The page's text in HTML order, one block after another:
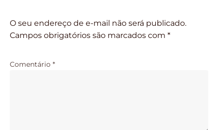
O seu endereço de e-mail não será publicado.
Campos obrigatórios são marcados com *
Comentário *